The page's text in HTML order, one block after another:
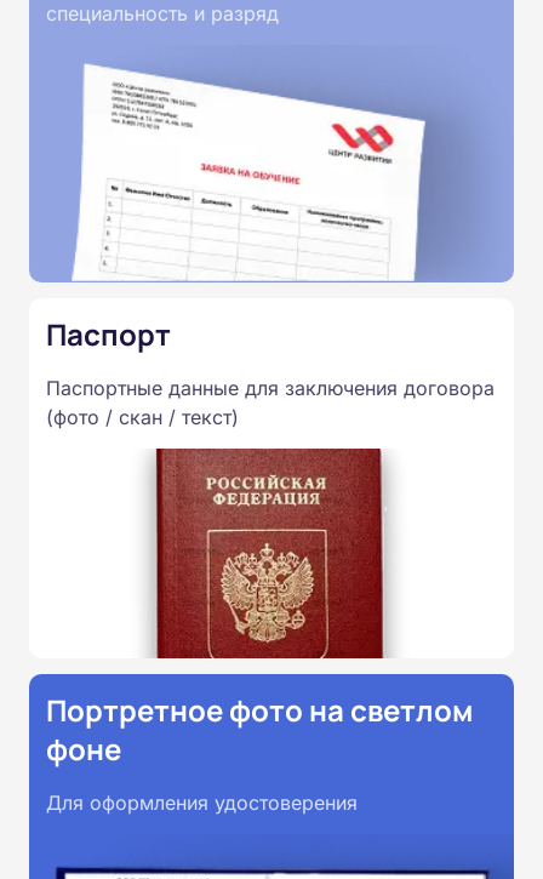
специальность и разряд
Паспорт
Паспортные данные для заключения договора
(фото / скан / текст)
Портретное фото на светлом
фоне
Для оформления удостоверения